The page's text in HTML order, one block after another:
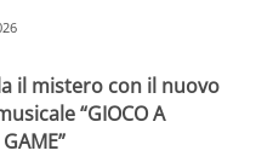
il mistero con il nuovo
“GIOCO A